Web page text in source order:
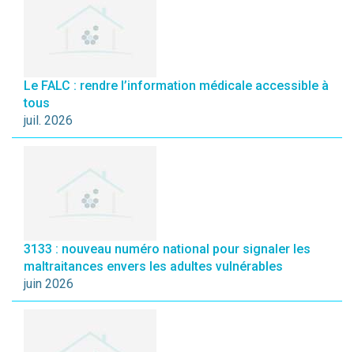
Le FALC : rendre l’information médicale accessible à
tous
juil. 2026
3133 : nouveau numéro national pour signaler les
maltraitances envers les adultes vulnérables
juin 2026